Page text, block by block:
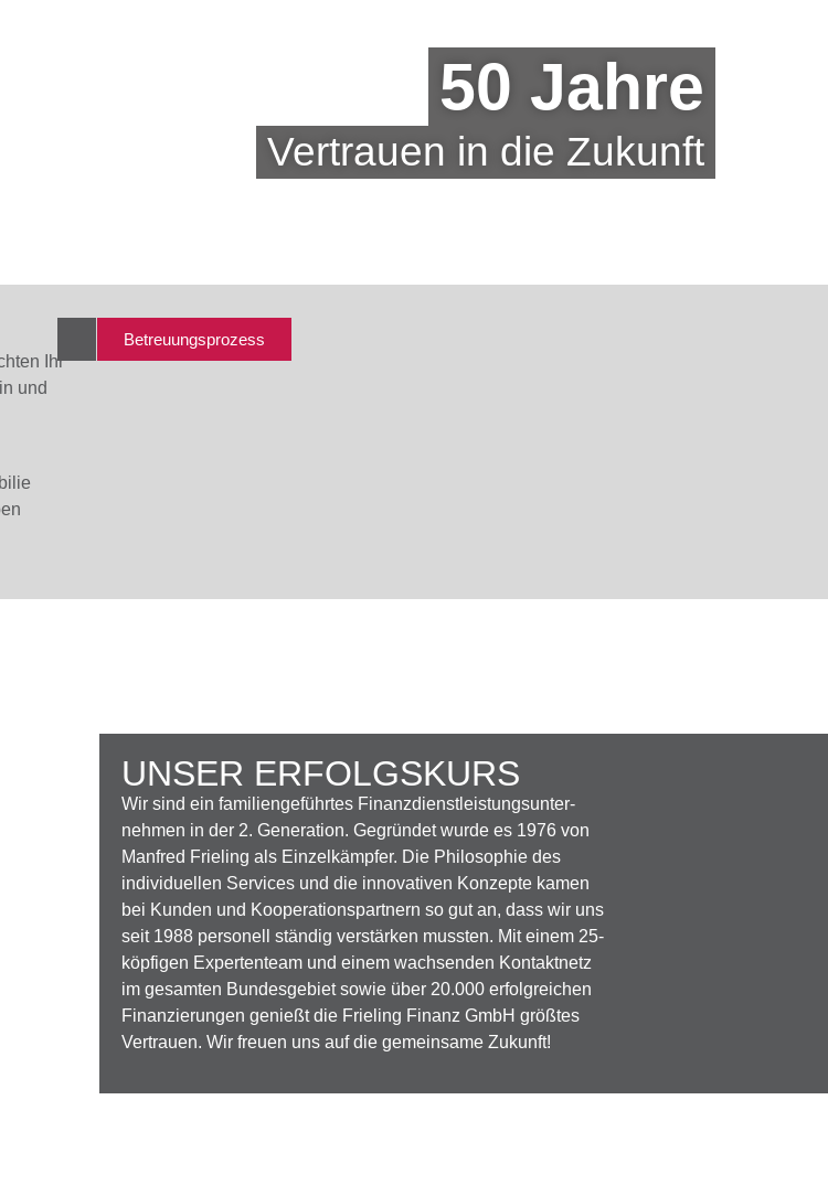
50 Jahre
Vertrauen in die Zukunft
Ihr
und
Betreuungsprozess
UNSER ERFOLGSKURS
Wir sind ein familiengeführtes Finanzdienstleistungsunter­
nehmen in der 2. Generation. Gegründet wurde es 1976 von
Manfred Frieling als Einzelkämpfer. Die Philosophie des
individuellen Services und die innovativen Konzepte kamen
bei Kunden und Kooperationspartnern so gut an, dass wir uns
seit 1988 personell ständig verstärken mussten. Mit einem 25-
köpfigen Expertenteam und einem wachsen­den Kontaktnetz
im gesamten Bundesgebiet sowie über 20.000 erfolgreichen
Finanzierungen genießt die Frieling Finanz GmbH größtes
Vertrauen. Wir freuen uns auf die gemeinsame Zukunft!